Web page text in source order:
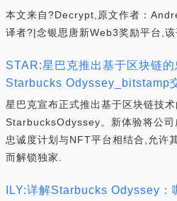
本文来自?Decrypt,原文作者：
译者?|念银思唐新Web3奖励平台,该
STAR:星巴克推出基于区块链
Starbucks Odyssey_bitstamp
星巴克宣布正式推出基于区块链技
StarbucksOdyssey。新体验将公
忠诚度计划与NFT平台相结合,允许
而解锁独家.
ILY:详解Starbucks Odyssey：